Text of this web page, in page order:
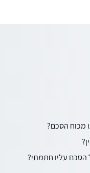
מכוח הסכם?
הסכם עליו חתמתי?